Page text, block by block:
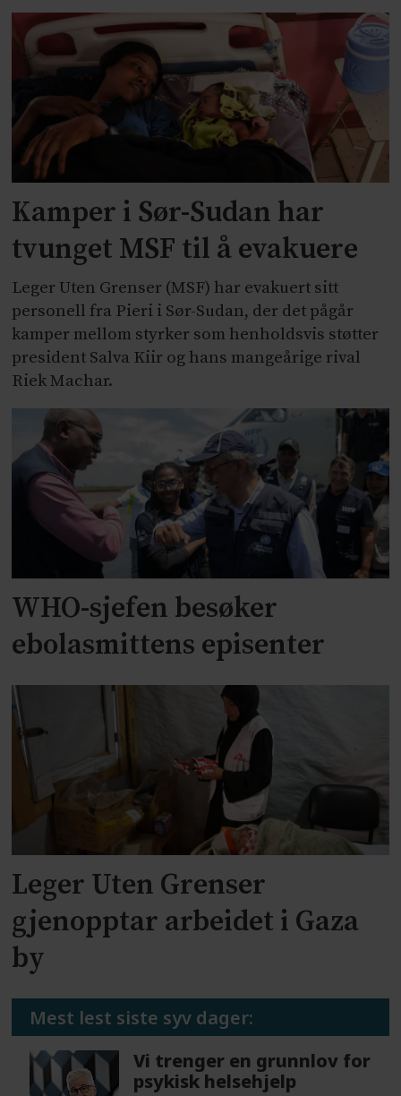
Kamper i Sør-Sudan har
tvunget MSF til å evakuere
Leger Uten Grenser (MSF) har evakuert sitt
personell fra Pieri i Sør-Sudan, der det pågår
kamper mellom styrker som henholdsvis støtter
president Salva Kiir og hans mangeårige rival
Riek Machar.
WHO-sjefen besøker
ebolasmittens episenter
Leger Uten Grenser
gjenopptar arbeidet i Gaza
by
Mest lest siste syv dager:
Vi trenger en grunnlov for
psykisk helsehjelp